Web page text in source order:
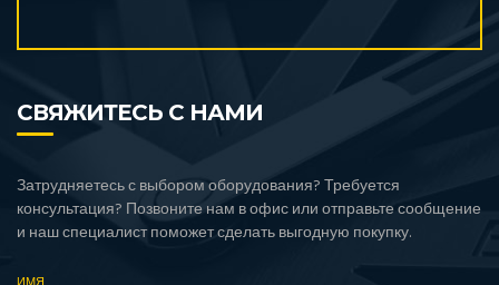
СВЯЖИТЕСЬ С НАМИ
Затрудняетесь с выбором оборудования? Требуется
консультация? Позвоните нам в офис или отправьте сообщение
и наш специалист поможет сделать выгодную покупку.